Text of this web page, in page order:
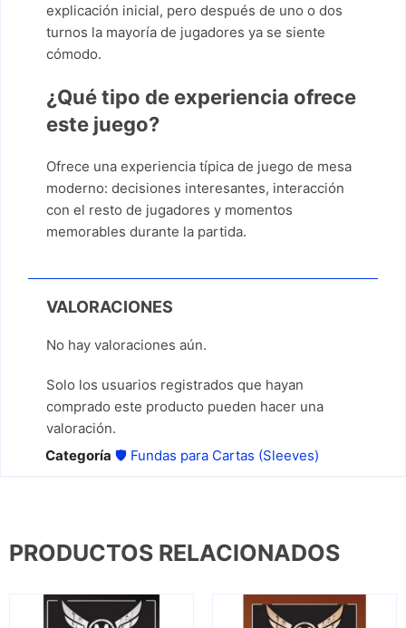
explicación inicial, pero después de uno o dos
turnos la mayoría de jugadores ya se siente
cómodo.
¿Qué tipo de experiencia ofrece
este juego?
Ofrece una experiencia típica de juego de mesa
moderno: decisiones interesantes, interacción
con el resto de jugadores y momentos
memorables durante la partida.
VALORACIONES
No hay valoraciones aún.
Solo los usuarios registrados que hayan
comprado este producto pueden hacer una
valoración.
Categoría 🛡️ Fundas para Cartas (Sleeves)
PRODUCTOS RELACIONADOS